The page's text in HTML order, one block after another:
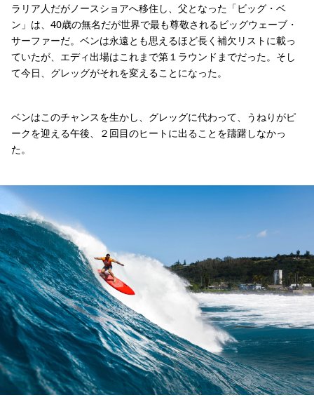
ラリア人だがノースショアへ移住し、父となった「ビッグ・ベ
ン」は、40歳の無名だが世界で最も尊敬されるビッグウェーブ・
サーファーだ。ベンは永遠とも思えるほど長く補欠リストに載っ
ていたが、エディ出場はこれまで第１ラウンドまでだった。そし
て今日、グレッグがそれを変えることになった。
ベンはこのチャンスを生かし、グレッグに代わって、うねりがピ
ークを迎える午後、２回目のヒートに出ることを躊躇しなかっ
た。